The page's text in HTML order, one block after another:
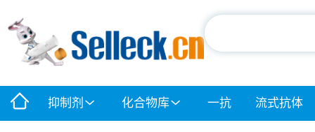
抑制剂 化合物库 一抗 流式抗体